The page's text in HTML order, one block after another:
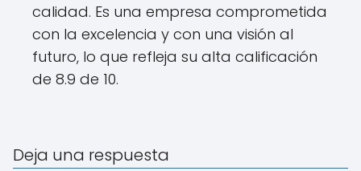
calidad. Es una empresa comprometida
con la excelencia y con una visión al
futuro, lo que refleja su alta calificación
de 8.9 de 10.
Deja una respuesta